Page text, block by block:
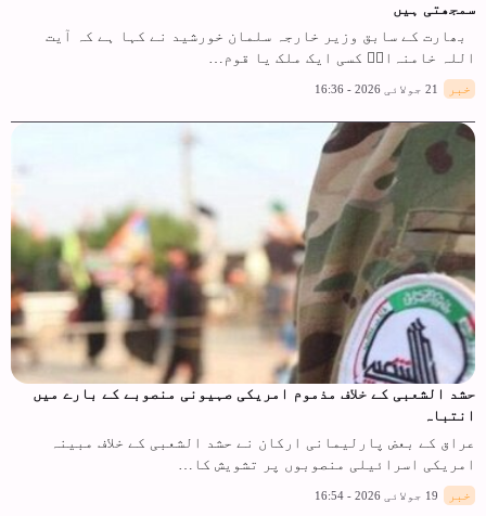
سمجھتی ہیں
بھارت کے سابق وزیر خارجہ سلمان خورشید نے کہا ہے کہ آیت
اللہ خامنہ‌ایؒ کسی ایک ملک یا قوم…
خبر 21 جولائی 2026 - 16:36
حشد الشعبی کے خلاف مذموم امریکی صہیونی منصوبے کے بارے میں
انتباہ
عراق کے بعض پارلیمانی ارکان نے حشد الشعبی کے خلاف مبینہ
امریکی اسرائیلی منصوبوں پر تشویش کا…
خبر 19 جولائی 2026 - 16:54